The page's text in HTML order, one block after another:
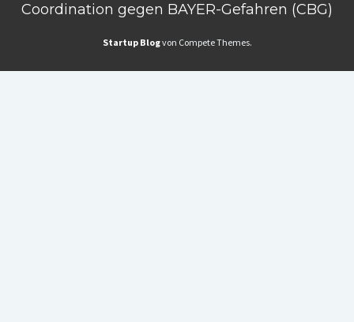
Coordination gegen BAYER-Gefahren (CBG)
Startup Blogvon Compete Themes.